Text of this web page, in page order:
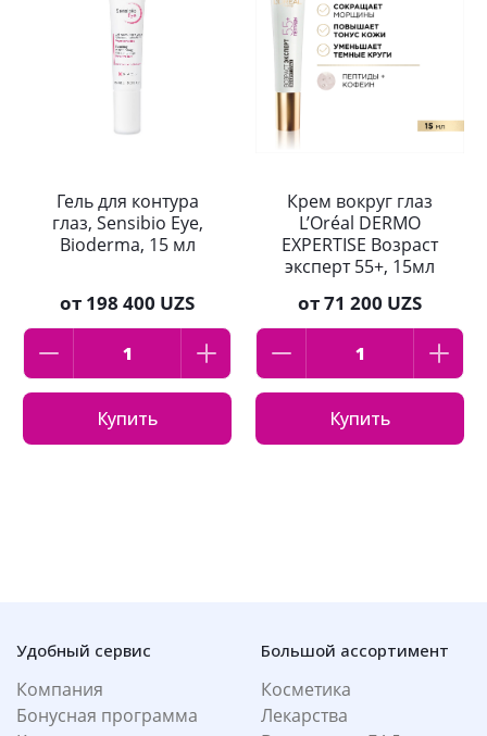
Гель для контура
глаз, Sensibio Eye,
Bioderma, 15 мл
от 198 400 UZS
Купить
Крем вокруг глаз
L’Oréal DERMO
EXPERTISE Возраст
эксперт 55+, 15мл
от71 200 UZS
Купить
Удобный сервис
Компания
Бонусная программа
Большой ассортимент
Косметика
Лекарства